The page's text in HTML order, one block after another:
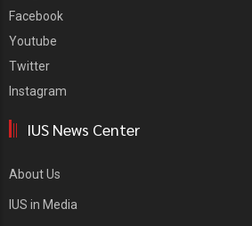
Facebook
Youtube
Twitter
Instagram
IUS News Center
About Us
IUS in Media